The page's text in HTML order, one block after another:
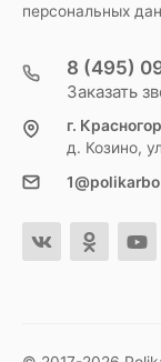
персональных
8 (495)
Заказать
г.
д. Козино,